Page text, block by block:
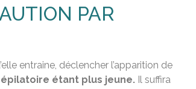
PAR
entraine, déclencher l’apparition de
épilatoire étant plus jeune. Il suffira